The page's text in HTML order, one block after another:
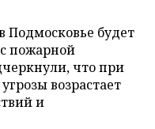
Подмосковье будет
пожарной
что при
возрастает
и